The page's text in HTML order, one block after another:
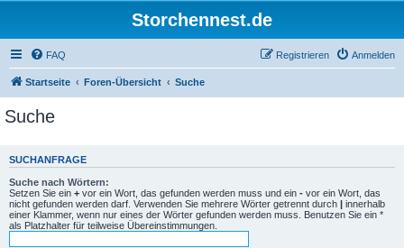
Storchennest.de
FAQ Anmelden
Registrieren
Startseite Foren-Übersicht Suche
Suche
SUCHANFRAGE
Suche nach Wörtern:
Setzen Sie ein + vor ein Wort, das gefunden werden muss und ein - vor ein Wort, das
nicht gefunden werden darf. Verwenden Sie mehrere Wörter getrennt durch | innerhalb
einer Klammer, wenn nur eines der Wörter gefunden werden muss. Benutzen Sie ein *
als Platzhalter für teilweise Übereinstimmungen.